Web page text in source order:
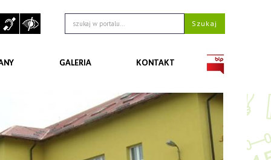
GALERIA KONTAKT